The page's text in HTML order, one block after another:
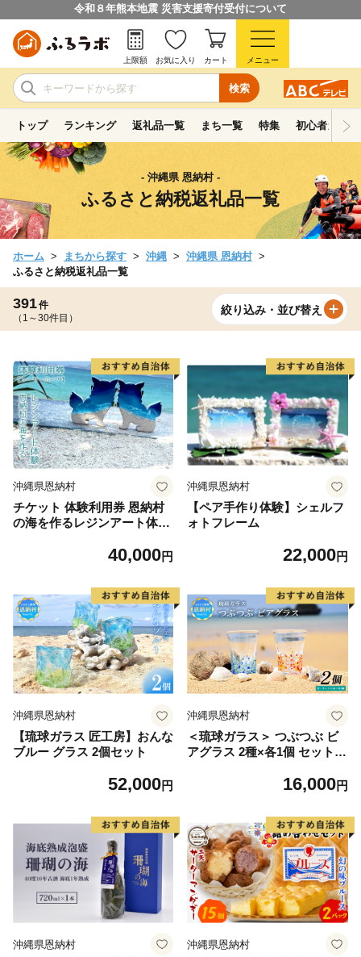
令和８年熊本地震 災害支援寄付受付について
検索
上限額 お気に入り カート メニュー
トップ ランキング 返礼品一覧 まち一覧 特集 初心者ガイド
- 沖縄県 恩納村 -
ふるさと納税返礼品一覧
ホーム まちから探す 沖縄
沖縄県 恩納村
ふるさと納税返礼品一覧
391件
（1～30件目）
絞り込み・並び替え
沖縄県恩納村
チケット 体験利用券 恩納村
の海を作るレジンアート体験
アート 雑貨 日用品 人気 おす
40,000円
沖縄県恩納村
【ペア手作り体験】シェルフ
ォトフレーム
22,000円
沖縄県恩納村
【琉球ガラス 匠工房】おんな
ブルー グラス 2個セット
52,000円
沖縄県恩納村
＜琉球ガラス＞ つぶつぶ ビ
アグラス 2種×各1個 セット
16,000円
沖縄県恩納村 沖縄県恩納村